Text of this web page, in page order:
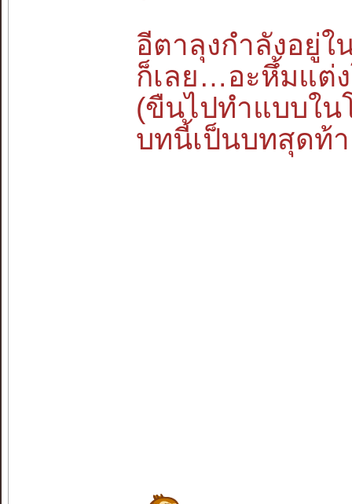
อีตาลุงกำลังอยู่
ก็เลย…อะหึ้มแต่
(ขืนไปทำแบบใน
บทนี้เป็นบทสุดท้